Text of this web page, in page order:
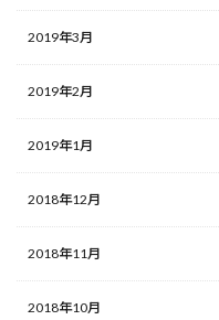
2019年3月
2019年2月
2019年1月
2018年12月
2018年11月
2018年10月